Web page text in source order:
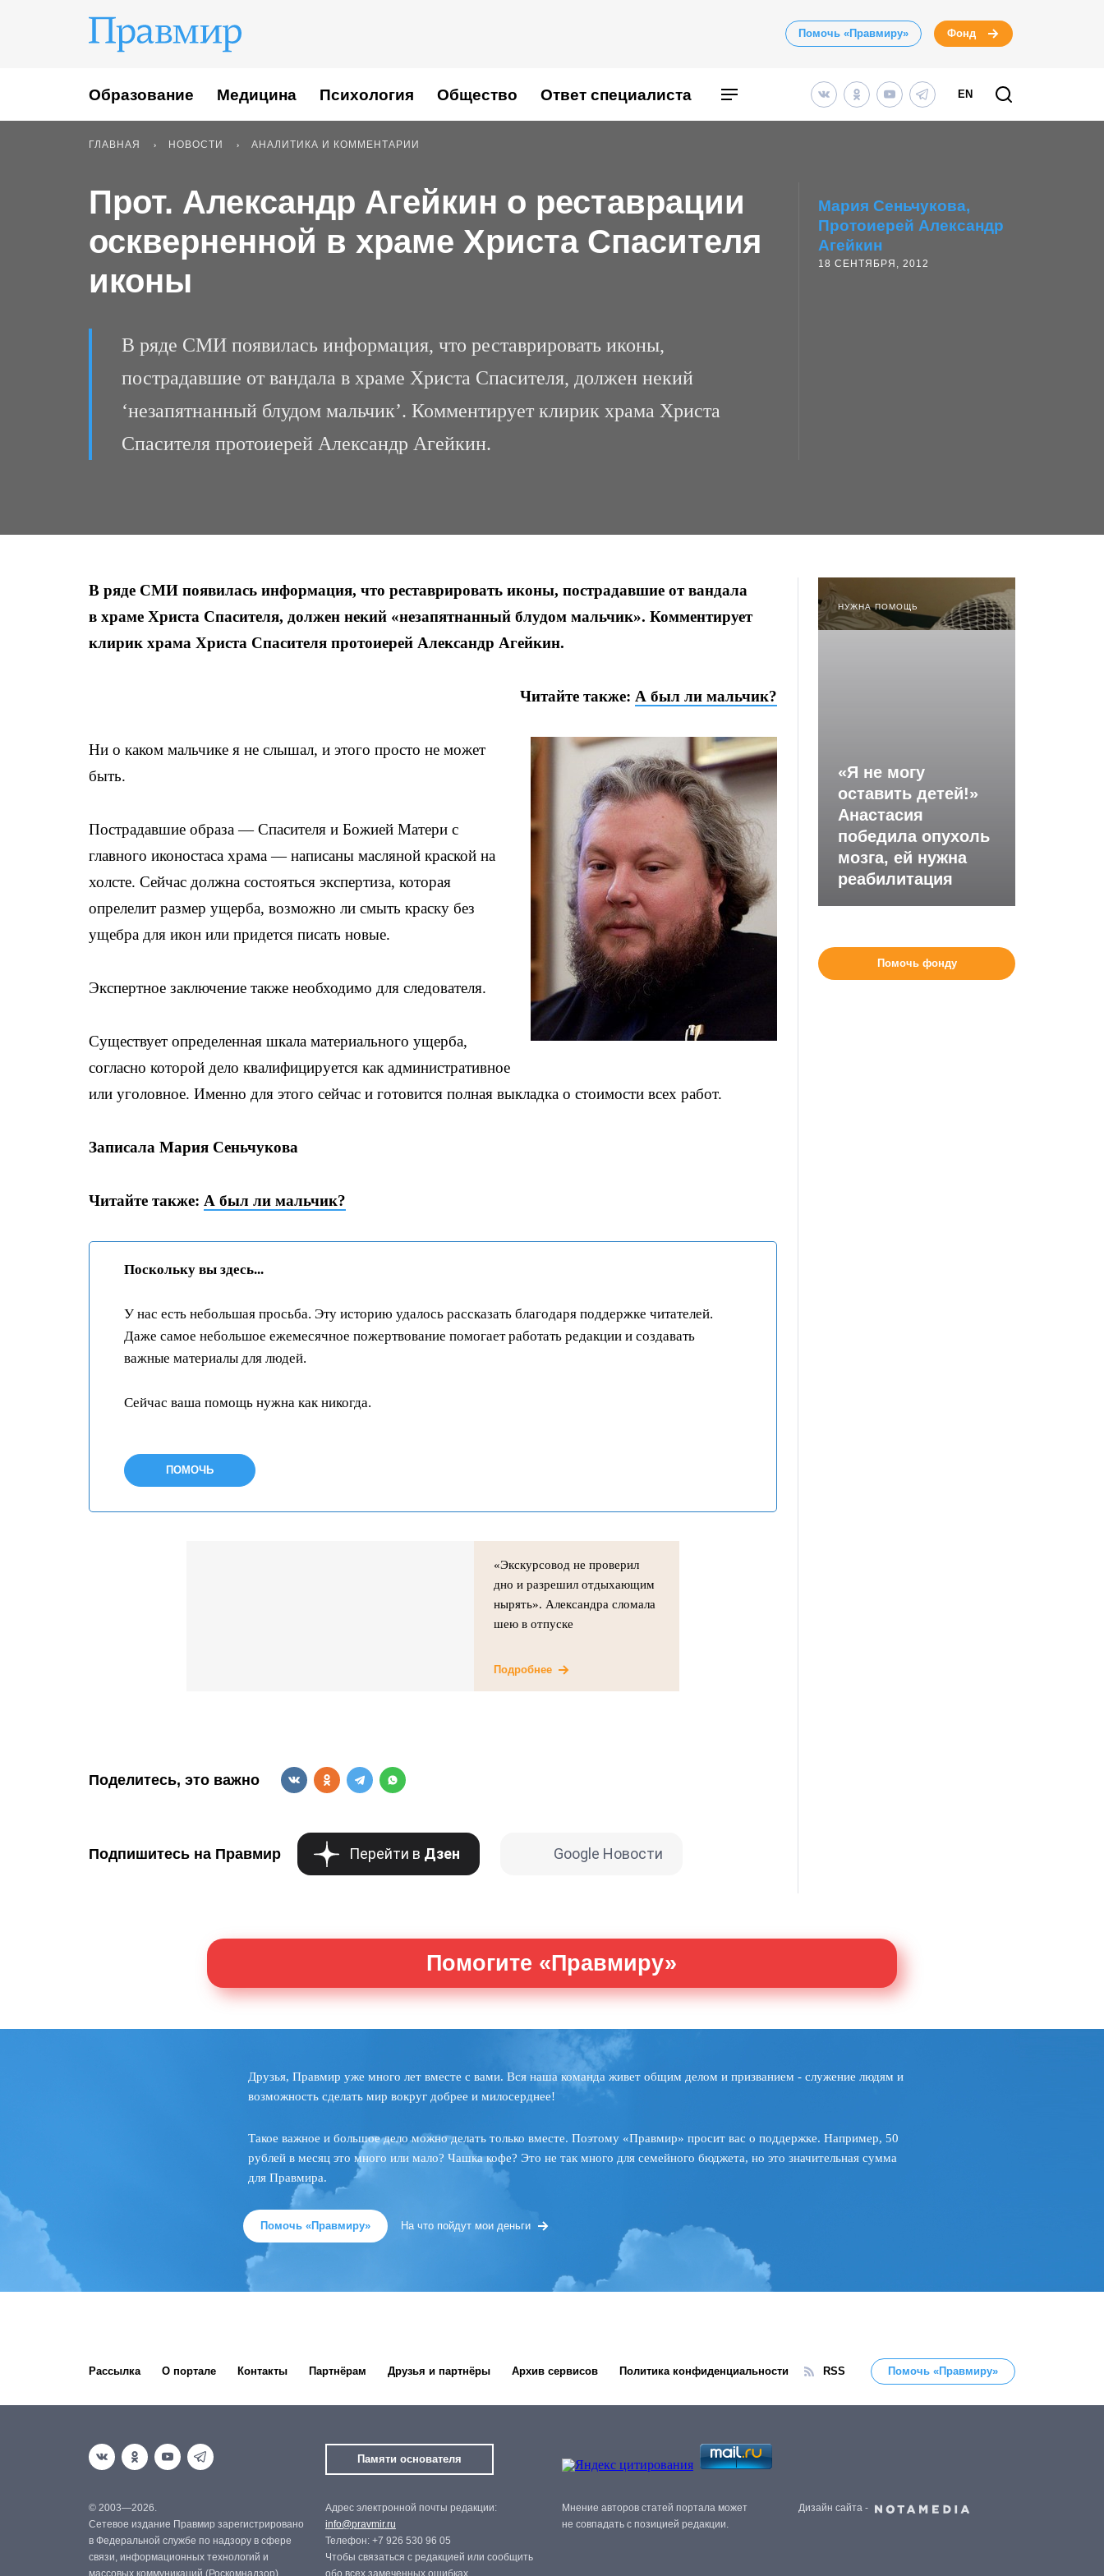
Помочь «Правмиру» Фонд
Образование Медицина Психология Общество Ответ специалиста EN
ГЛАВНАЯ НОВОСТИ АНАЛИТИКА И КОММЕНТАРИИ
Прот. Александр Агейкин о реставрации
оскверненной в храме Христа Спасителя
иконы
В ряде СМИ появилась информация, что реставрировать иконы,
пострадавшие от вандала в храме Христа Спасителя, должен некий
‘незапятнанный блудом мальчик’. Комментирует клирик храма Христа
Спасителя протоиерей Александр Агейкин.
Мария Сеньчукова
Протоиерей Александр
Агейкин
18 СЕНТЯБРЯ, 2012
В ряде СМИ появилась информация, что реставрировать иконы, пострадавшие от вандала
в храме Христа Спасителя, должен некий «незапятнанный блудом мальчик». Комментирует
клирик храма Христа Спасителя протоиерей Александр Агейкин.
Читайте также: А был ли мальчик?
Ни о каком мальчике я не слышал, и этого просто не может
быть.
Пострадавшие образа — Спасителя и Божией Матери с
главного иконостаса храма — написаны масляной краской на
холсте. Сейчас должна состояться экспертиза, которая
опрелелит размер ущерба, возможно ли смыть краску без
ущебра для икон или придется писать новые.
Экспертное заключение также необходимо для следователя.
Существует определенная шкала материального ущерба,
согласно которой дело квалифицируется как административное
или уголовное. Именно для этого сейчас и готовится полная выкладка о стоимости всех работ.
Записала Мария Сеньчукова
Читайте также: А был ли мальчик?
Поскольку вы здесь...
У нас есть небольшая просьба. Эту историю удалось рассказать благодаря поддержке читателей.
Даже самое небольшое ежемесячное пожертвование помогает работать редакции и создавать
важные материалы для людей.
Сейчас ваша помощь нужна как никогда.
ПОМОЧЬ
«Экскурсовод не проверил
дно и разрешил отдыхающим
нырять». Александра сломала
шею в отпуске
Подробнее
Поделитесь, это важно
Подпишитесь на Правмир Перейти в Дзен Google Новости
НУЖНА ПОМОЩЬ
«Я не могу
оставить детей!»
Анастасия
победила опухоль
мозга, ей нужна
реабилитация
Помочь фонду
Помогите «Правмиру»
Друзья, Правмир уже много лет вместе с вами. Вся наша команда живет общим делом и призванием - служение людям и
возможность сделать мир вокруг добрее и милосерднее!
Такое важное и большое дело можно делать только вместе. Поэтому «Правмир» просит вас о поддержке. Например, 50
рублей в месяц это много или мало? Чашка кофе? Это не так много для семейного бюджета, но это значительная сумма
для Правмира.
Помочь «Правмиру» На что пойдут мои деньги
Рассылка О портале Контакты Партнёрам Друзья и партнёры Архив сервисов Политика конфиденциальности RSS Помочь «Правмиру»
Памяти основателя
© 2003—2026.
Сетевое издание Правмир зарегистрировано
в Федеральной службе по надзору в сфере
связи, информационных технологий и
массовых коммуникаций (Роскомнадзор).
Адрес электронной почты редакции:
info@pravmir.ru
Телефон: +7 926 530 96 05
Чтобы связаться с редакцией или сообщить
обо всех замеченных ошибках,
Мнение авторов статей портала может
не совпадать с позицией редакции.
Дизайн сайта -